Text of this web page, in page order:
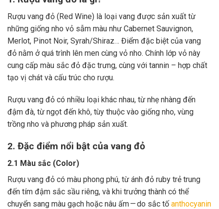
Rượu vang đỏ (Red Wine) là loại vang được sản xuất từ
những giống nho vỏ sẫm màu như Cabernet Sauvignon,
Merlot, Pinot Noir, Syrah/Shiraz… Điểm đặc biệt của vang
đỏ nằm ở quá trình lên men cùng vỏ nho. Chính lớp vỏ này
cung cấp màu sắc đỏ đặc trưng, cùng với tannin – hợp chất
tạo vị chát và cấu trúc cho rượu.
Rượu vang đỏ có nhiều loại khác nhau, từ nhẹ nhàng đến
đậm đà, từ ngọt đến khô, tùy thuộc vào giống nho, vùng
trồng nho và phương pháp sản xuất.
2. Đặc điểm nổi bật của vang đỏ
2.1 Màu sắc (Color)
Rượu vang đỏ có màu phong phú, từ ánh đỏ ruby trẻ trung
đến tím đậm sắc sầu riêng, và khi trưởng thành có thể
chuyển sang màu gạch hoặc nâu ấm — do sắc tố anthocyanin